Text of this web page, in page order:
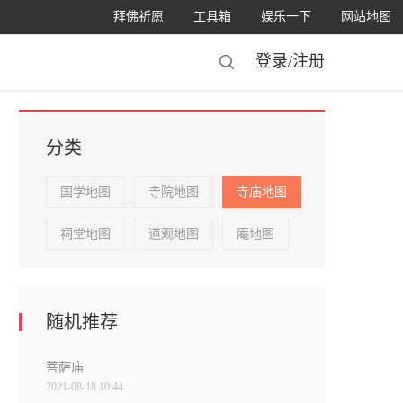
网站地图
娱乐一下
工具箱
拜佛祈愿
登录/注册
分类
国学地图 寺院地图 寺庙地图
祠堂地图 道观地图 庵地图
随机推荐
菩萨庙
2021-08-18 10:44